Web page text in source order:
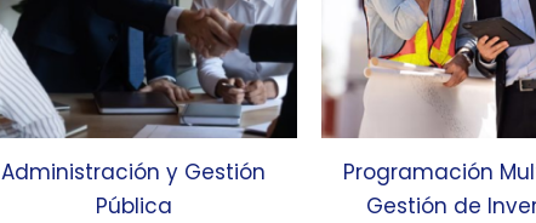
Administración y Gestión
Pública
Programación
Gestión de